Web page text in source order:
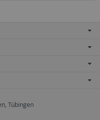
Tübingen